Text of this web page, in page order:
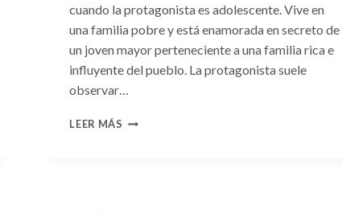
cuando la protagonista es adolescente. Vive en
una familia pobre y está enamorada en secreto de
un joven mayor perteneciente a una familia rica e
influyente del pueblo. La protagonista suele
observar…
LEER MÁS CONSULTA